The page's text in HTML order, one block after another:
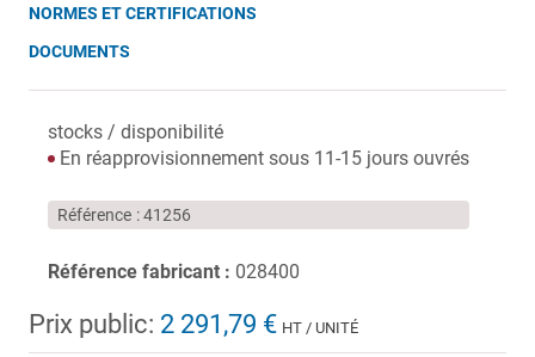
NORMES ET CERTIFICATIONS
DOCUMENTS
stocks / disponibilité
En réapprovisionnement sous 11-15 jours ouvrés
Référence 41256
Référence fabricant : 028400
Prix public: 2 291,79 € HT / UNITÉ